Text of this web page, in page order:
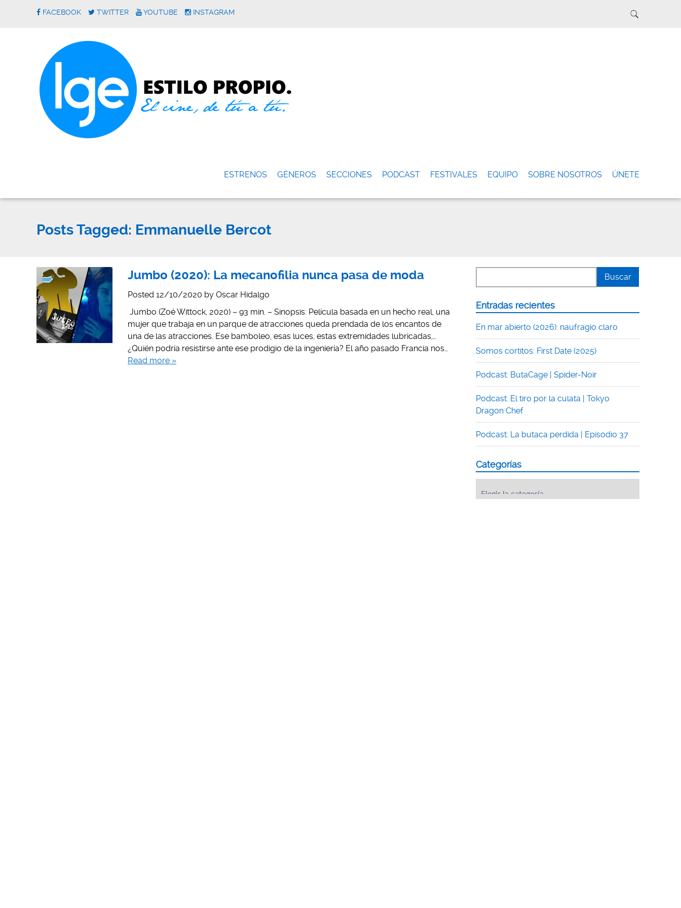
FACEBOOK TWITTER YOUTUBE INSTAGRAM
ESTRENOS GÉNEROS SECCIONES PODCAST FESTIVALES EQUIPO SOBRE NOSOTROS ÚNETE
Posts Tagged: Emmanuelle Bercot
Jumbo (2020): La mecanofilia nunca pasa de moda
Posted 12/10/2020 by Oscar Hidalgo
Jumbo (Zoé Wittock, 2020) – 93 min. – Sinopsis: Película basada en un hecho real, una
mujer que trabaja en un parque de atracciones queda prendada de los encantos de
una de las atracciones. Ese bamboleo, esas luces, estas extremidades lubricadas,…
¿Quién podría resistirse ante ese prodigio de la ingeniería? El año pasado Francia nos…
Read more »
Entradas recientes
En mar abierto (2026): naufragio claro
Somos cortitos: First Date (2025)
Podcast: ButaCage | Spider-Noir
Podcast: El tiro por la culata | Tokyo
Dragon Chef
Podcast: La butaca perdida | Episodio 37
Categorías